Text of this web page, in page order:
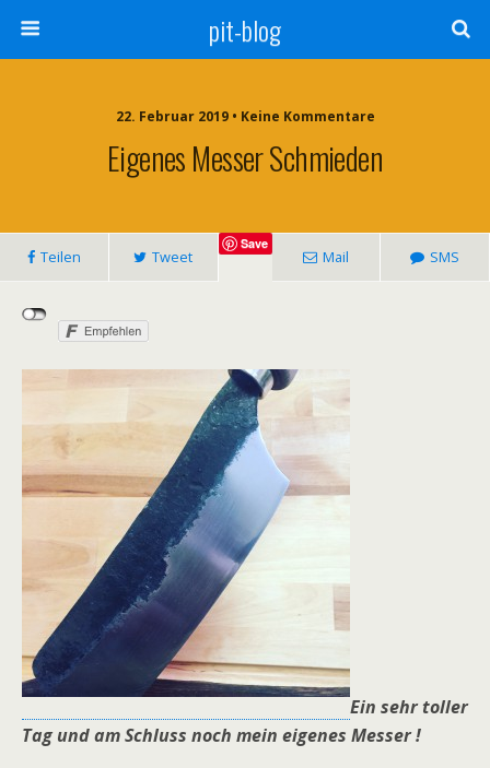
pit-blog
22. Februar 2019 • Keine Kommentare
Eigenes Messer Schmieden
Teilen Tweet
Save
Mail SMS
Ein sehr toller
Tag und am Schluss noch mein eigenes Messer !